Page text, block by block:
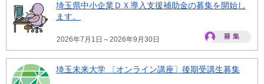
埼玉県中小企業ＤＸ導入支援補助金の募集を開始し
ます。
2026年7月1日～2026年9月30日
埼玉未来大学 〔オンライン講座〕後期受講生募集